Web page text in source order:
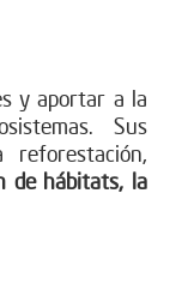
y aportar a la
Sus
de hábitats, la
ustedes
a seguir